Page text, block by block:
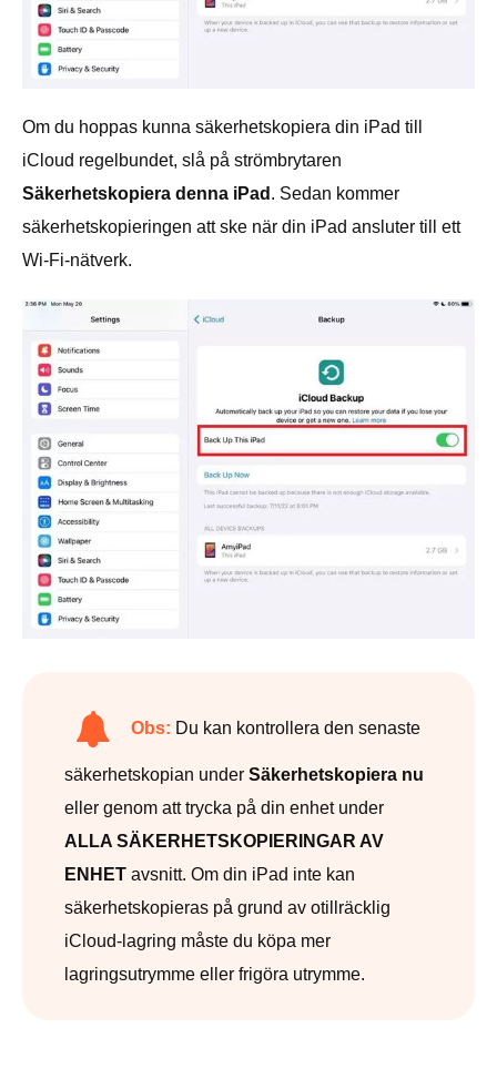
Om du hoppas kunna säkerhetskopiera din iPad till
iCloud regelbundet, slå på strömbrytaren
Säkerhetskopiera denna iPad . Sedan kommer
säkerhetskopieringen att ske när din iPad ansluter till ett
Wi-Fi-nätverk.
Obs: Du kan kontrollera den senaste
säkerhetskopian under Säkerhetskopiera nu
eller genom att trycka på din enhet under
ALLA SÄKERHETSKOPIERINGAR AV
ENHET avsnitt. Om din iPad inte kan
säkerhetskopieras på grund av otillräcklig
iCloud-lagring måste du köpa mer
lagringsutrymme eller frigöra utrymme.